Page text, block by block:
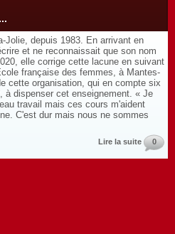
Jolie, depuis 1983. En arrivant en
et ne reconnaissait que son nom
elle corrige cette lacune en suivant
française des femmes, à Mantes-
cette organisation, qui en compte six
à dispenser cet enseignement. « Je
travail mais ces cours m'aident
C'est dur mais nous ne sommes
Lire la suite 0